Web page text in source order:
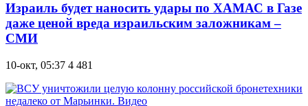
Израиль будет наносить удары по ХАМАС в Газе
даже ценой вреда израильским заложникам –
СМИ
10-окт, 05:37 4 481